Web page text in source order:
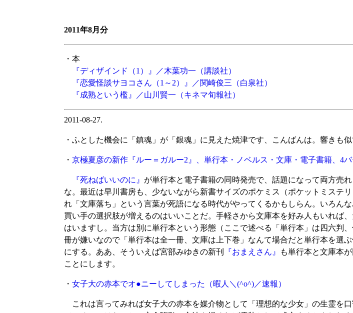
2011年8月分
・本
『ディザインド（1）』／木葉功一（講談社）
『恋愛怪談サヨコさん（1～2）』／関崎俊三（白泉社）
『成熟という檻』／山川賢一（キネマ旬報社）
2011-08-27.
・ふとした機会に「鎮魂」が「銀魂」に見えた焼津です、こんばんは。響きも
・ 京極夏彦の新作『ルー＝ガルー2』、単行本・ノベルス・文庫・電子書籍、4
『死ねばいいのに』 が単行本と電子書籍の同時発売で、話題になって両方売
な。最近は早川書房も、少ないながら新書サイズのポケミス（ポケットミステ
れ「文庫落ち」という言葉が死語になる時代がやってくるかもしらん。いろん
買い手の選択肢が増えるのはいいことだ。手軽さから文庫本を好み人もいれば
はいますし。当方は別に単行本という形態（ここで述べる「単行本」は四六判
冊が嫌いなので「単行本は全一冊、文庫は上下巻」なんて場合だと単行本を選
にする。ああ、そういえば宮部みゆきの新刊
『おまえさん』
も単行本と文庫本
ことにします。
・ 女子大の赤本でオ●ニーしてしまった （暇人＼(^o^)／速報）
これは言ってみれば女子大の赤本を媒介物として「理想的な少女」の生霊を